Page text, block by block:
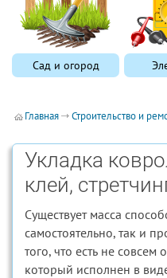
Сад и огород
Главная Строительство и
Укладка
клей,
Существует масса
самостоятельно, так и
того, что есть не
который исполнен в